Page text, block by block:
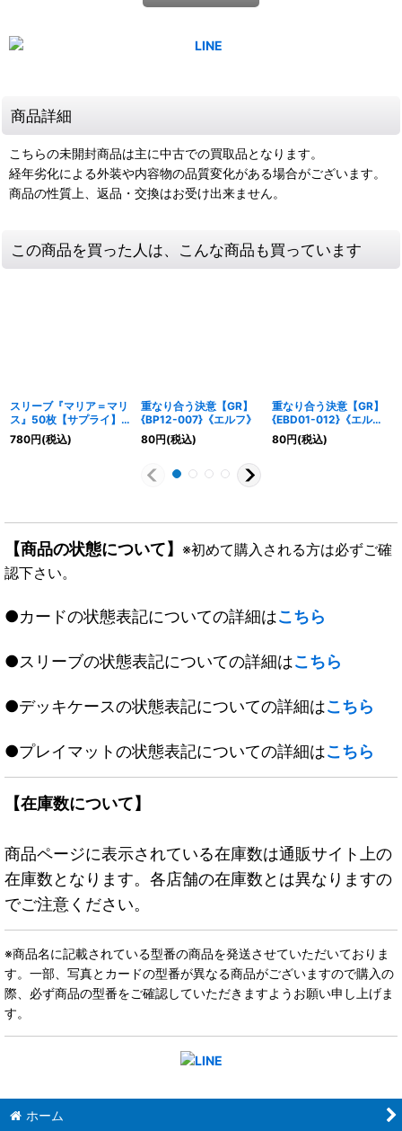
商品詳細
こちらの未開封商品は主に中古での買取品となります。
経年劣化による外装や内容物の品質変化がある場合がございます。
商品の性質上、返品・交換はお受け出来ません。
この商品を買った人は、こんな商品も買っています
スリーブ『マリア＝マリ
ス』50枚【サプライ】
{-}《-》
780円(税込)
重なり合う決意【GR】
{BP12-007}《エルフ》
80円(税込)
重なり合う決意【GR】
{EBD01-012}《エル
フ》
80円(税込)
【商品の状態について】 ※初めて購入される方は必ずご確
認下さい。
●カードの状態表記についての詳細はこちら
●スリーブの状態表記についての詳細はこちら
●デッキケースの状態表記についての詳細はこちら
●プレイマットの状態表記についての詳細はこちら
【在庫数について】
商品ページに表示されている在庫数は通販サイト上の
在庫数となります。各店舗の在庫数とは異なりますの
でご注意ください。
※商品名に記載されている型番の商品を発送させていただいておりま
す。一部、写真とカードの型番が異なる商品がございますので購入の
際、必ず商品の型番をご確認していただきますようお願い申し上げま
す。
ホーム